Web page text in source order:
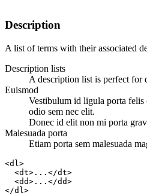
Description
A list of terms with their associated
Description lists
A description list is perfect for
Euismod
Vestibulum id ligula porta felis
odio sem nec elit.
Donec id elit non mi porta
Malesuada porta
Etiam porta sem malesuada
<dl>
  <dt>...</dt>
  <dd>...</dd>
</dl>